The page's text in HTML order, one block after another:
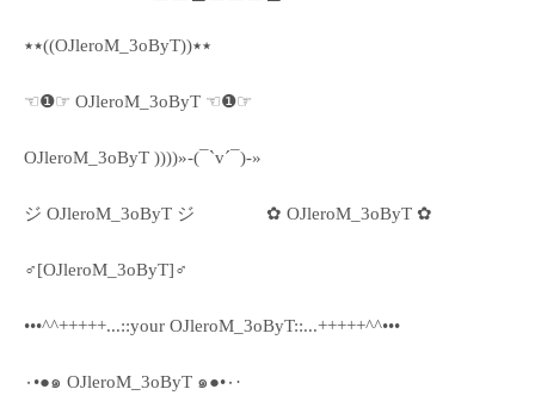
٭٭((OJleroM_3oByT))٭٭
☜❶☞ OJleroM_3oByT ☜❶☞
OJleroM_3oByT ))))»-(¯`v´¯)-»
ジ OJleroM_3oByT ジ ✿ OJleroM_3oByT ✿
♂[OJleroM_3oByT]♂
•••^^+++++...::your OJleroM_3oByT::...+++++^^•••
٠•●๑ OJleroM_3oByT ๑●•٠·